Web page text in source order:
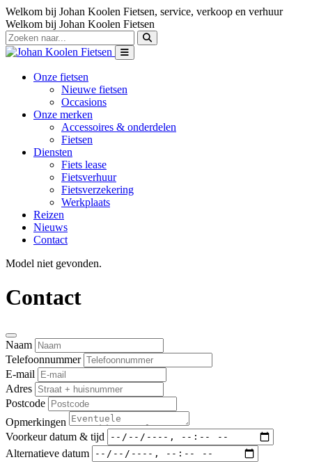
Welkom bij Johan Koolen Fietsen, service, verkoop en verhuur
Welkom bij Johan Koolen Fietsen
Onze fietsen
Nieuwe fietsen
Occasions
Onze merken
Accessoires & onderdelen
Fietsen
Diensten
Fiets lease
Fietsverhuur
Fietsverzekering
Werkplaats
Reizen
Nieuws
Contact
Model niet gevonden.
Contact
Naam
Telefoonnummer
E-mail
Adres
Postcode
Opmerkingen
Voorkeur datum & tijd
Alternatieve datum